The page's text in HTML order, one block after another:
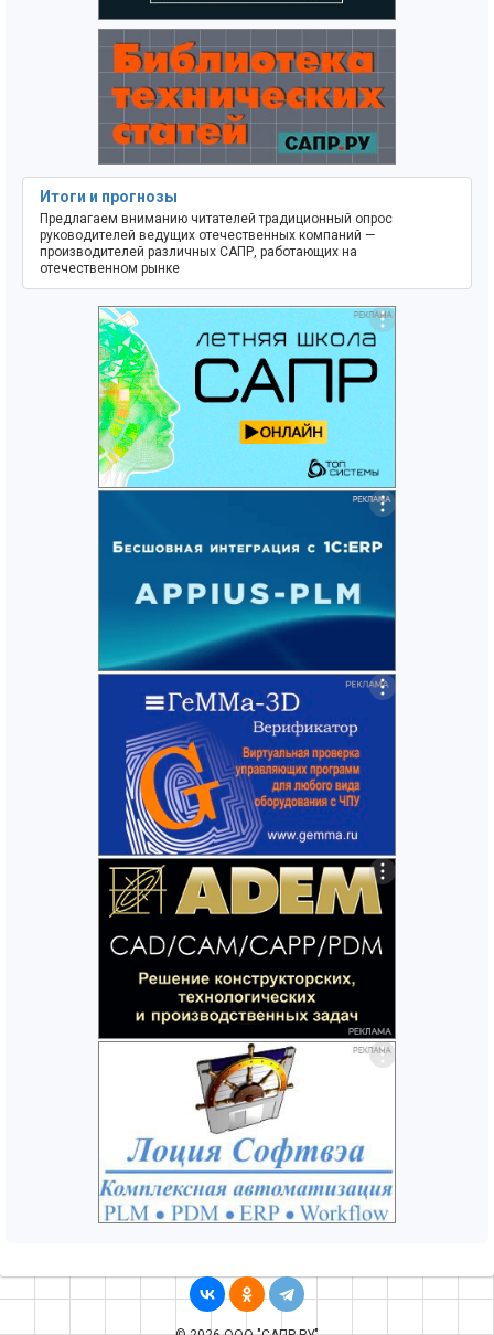
Итоги и прогнозы
Предлагаем вниманию читателей традиционный опрос
руководителей ведущих отечественных компаний —
производителей различных САПР, работающих на
отечественном рынке